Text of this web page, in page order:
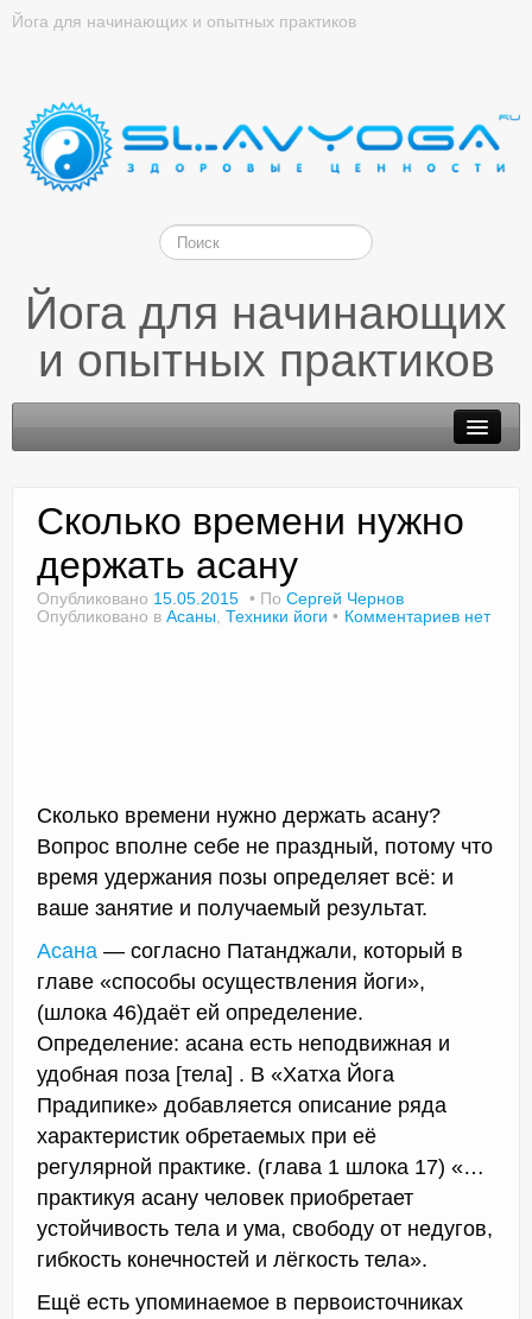
Йога для начинающих и опытных практиков
Йога для начинающих
и опытных практиков
Доктор Чернов
Триггерные точки
Контакты
Сколько времени нужно
держать асану
Опубликовано 15.05.2015 По Сергей Чернов
Опубликовано в Асаны Техники йоги Комментариев нет
Сколько времени нужно держать асану?
Вопрос вполне себе не праздный, потому что
время удержания позы определяет всё: и
ваше занятие и получаемый результат.
Асана — согласно Патанджали, который в
главе «способы осуществления йоги»,
(шлока 46)даёт ей определение.
Определение: асана есть неподвижная и
удобная поза [тела] . В «Хатха Йога
Прадипике» добавляется описание ряда
характеристик обретаемых при её
регулярной практике. (глава 1 шлока 17) «…
практикуя асану человек приобретает
устойчивость тела и ума, свободу от недугов,
гибкость конечностей и лёгкость тела».
Ещё есть упоминаемое в первоисточниках